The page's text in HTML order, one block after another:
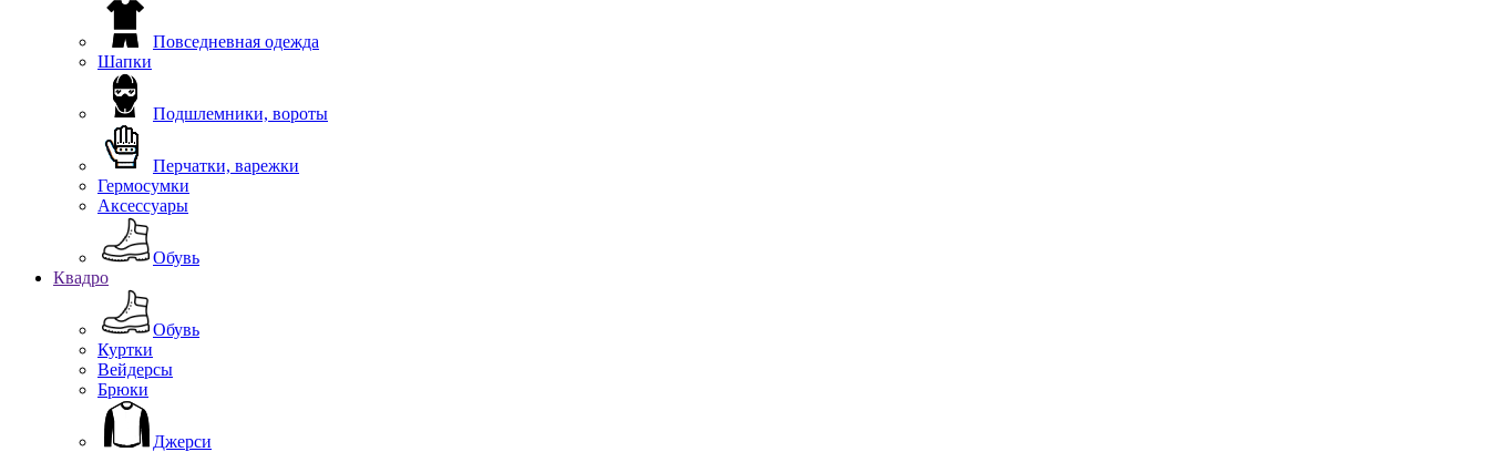
Повседневная одежда
Шапки
Подшлемники, вороты
Перчатки, варежки
Гермосумки
Аксессуары
Обувь
Квадро
Обувь
Куртки
Вейдерсы
Брюки
Джерси